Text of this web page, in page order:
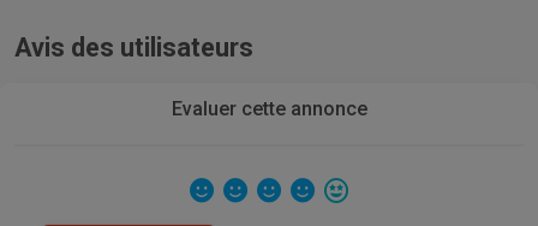
Avis des utilisateurs
Evaluer cette annonce